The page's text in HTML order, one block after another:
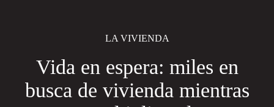
LA VIVIENDA
Vida en espera: miles en
busca de vivienda mientras